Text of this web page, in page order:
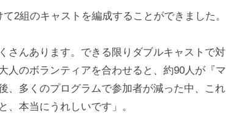
2組のキャストを編成することができました。
さんあります。できる限りダブルキャストで対
人のボランティアを合わせると、約90人が『マ
、多くのプログラムで参加者が減った中、これ
、本当にうれしいです」。